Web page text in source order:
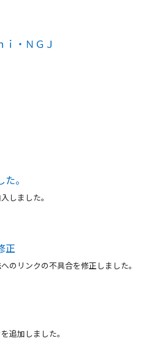
ｉ・ＮＧＪ
。
しました。
正
のリンクの不具合を修正しました。
追加しました。